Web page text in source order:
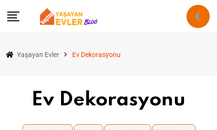
Yaşayan Evler Ev Dekorasyonu
Ev Dekorasyonu